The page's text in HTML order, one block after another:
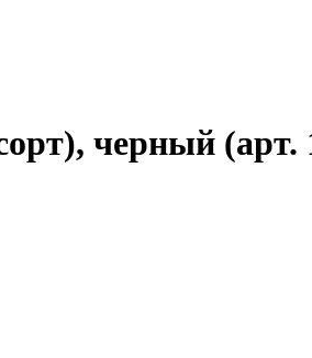
черный (арт.